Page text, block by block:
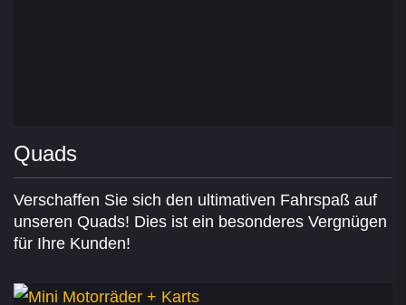
Quads
Verschaffen Sie sich den ultimativen Fahrspaß auf
unseren Quads! Dies ist ein besonderes Vergnügen
für Ihre Kunden!